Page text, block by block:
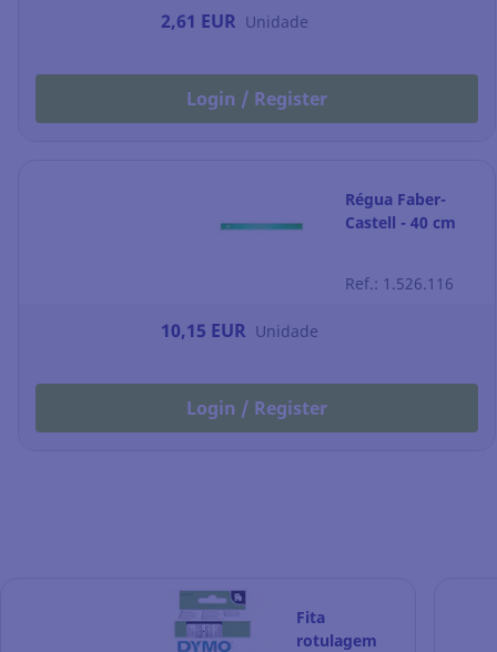
2,61 EUR Unidade
Login / Register
Régua Faber-
Castell - 40 cm
Ref.: 1.526.116
10,15 EUR Unidade
Login / Register
Fita
rotulagem